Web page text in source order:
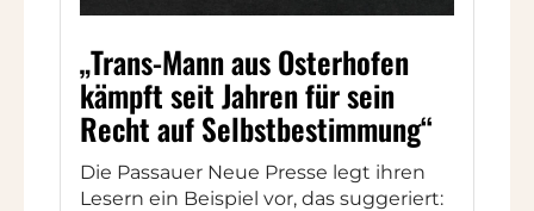
„Trans-Mann aus Osterhofen
kämpft seit Jahren für sein
Recht auf Selbstbestimmung“
Die Passauer Neue Presse legt ihren
Lesern ein Beispiel vor, das suggeriert: